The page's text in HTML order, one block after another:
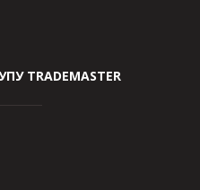
TRADEMASTER